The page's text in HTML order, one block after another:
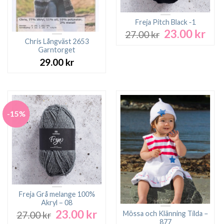
Chris Långväst 2653
Garntorget
29.00 kr
Freja Pitch Black -1
27.00kr Det
23.00 krDet
-15%
Freja Grå melange 100%
Akryl – 08
27.00kr Det
23.00 krDet
Mössa och Klänning Tilda –
877